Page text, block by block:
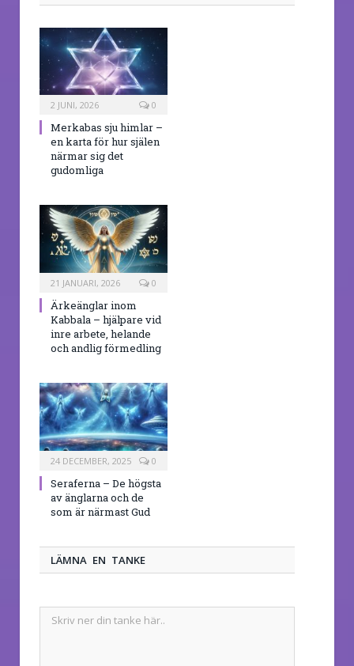
2 JUNI, 2026 0
Merkabas sju himlar –
en karta för hur själen
närmar sig det
gudomliga
21 JANUARI, 2026 0
Ärkeänglar inom
Kabbala – hjälpare vid
inre arbete, helande
och andlig förmedling
24 DECEMBER, 2025 0
Seraferna – De högsta
av änglarna och de
som är närmast Gud
LÄMNA EN TANKE